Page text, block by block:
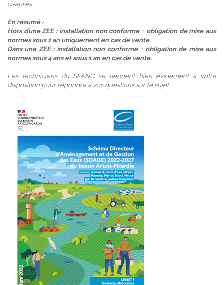
ci-après.
En résumé :
Hors d’une ZEE : installation non conforme = obligation de mise aux
normes sous 1 an uniquement en cas de vente.
Dans une ZEE : installation non conforme = obligation de mise aux
normes sous 4 ans et sous 1 an en cas de vente.
Les techniciens du SPANC se tiennent bien évidement à votre
disposition pour répondre à vos questions sur le sujet.